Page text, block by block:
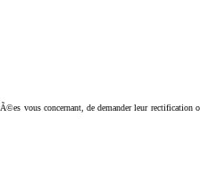
vous concernant, de demander leur rectification